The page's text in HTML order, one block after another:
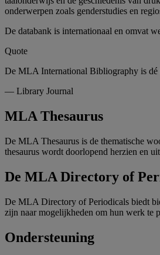
onderwerpen zoals genderstudies en
De databank is internationaal en omvat
Quote
De MLA International Bibliography is dé
— Library Journal
MLA Thesaurus
De MLA Thesaurus is de thematische
thesaurus wordt doorlopend herzien en
De MLA Directory of
De MLA Directory of Periodicals biedt
zijn naar mogelijkheden om hun werk te
Ondersteuning